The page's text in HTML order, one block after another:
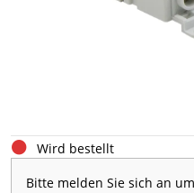
Wird bestellt
Bitte melden Sie sich an